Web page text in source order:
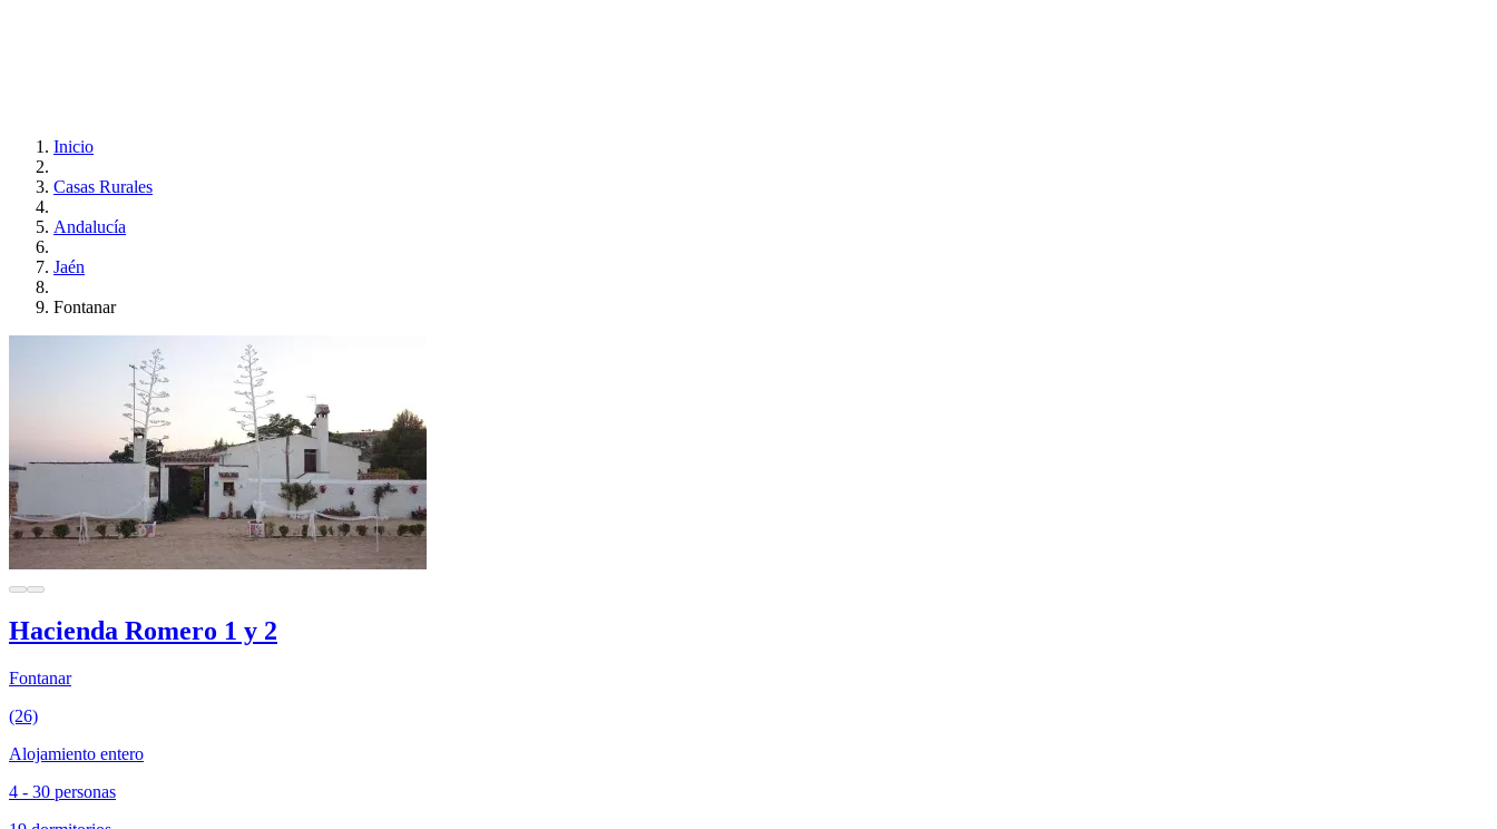
Inicio
Casas Rurales
Andalucía
Jaén
Fontanar
Hacienda Romero 1 y 2
Fontanar
(26)
Alojamiento entero
4 - 30 personas